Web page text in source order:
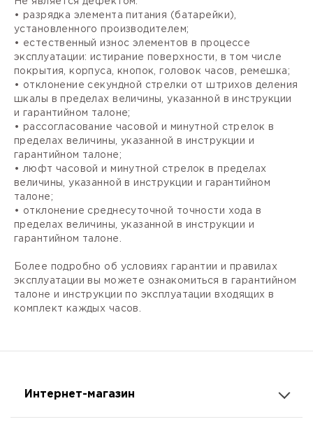
• разрядка элемента питания (батарейки),
установленного производителем;
• естественный износ элементов в процессе
эксплуатации: истирание поверхности, в том числе
покрытия, корпуса, кнопок, головок часов, ремешка;
• отклонение секундной стрелки от штрихов деления
шкалы в пределах величины, указанной в инструкции
и гарантийном талоне;
• рассогласование часовой и минутной стрелок в
пределах величины, указанной в инструкции и
гарантийном талоне;
• люфт часовой и минутной стрелок в пределах
величины, указанной в инструкции и гарантийном
талоне;
• отклонение среднесуточной точности хода в
пределах величины, указанной в инструкции и
гарантийном талоне.
Более подробно об условиях гарантии и правилах
эксплуатации вы можете ознакомиться в гарантийном
талоне и инструкции по эксплуатации входящих в
комплект каждых часов.
Интернет-магазин